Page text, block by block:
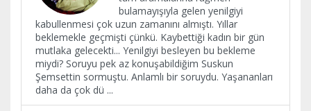
bulamayışıyla gelen yenilgiyi
kabullenmesi çok uzun zamanını almıştı. Yıllar
beklemekle geçmişti çünkü. Kaybettiği kadın bir gün
mutlaka gelecekti... Yenilgiyi besleyen bu bekleme
miydi? Soruyu pek az konuşabildiğim Suskun
Şemsettin sormuştu. Anlamlı bir soruydu. Yaşananları
daha da çok dü ...